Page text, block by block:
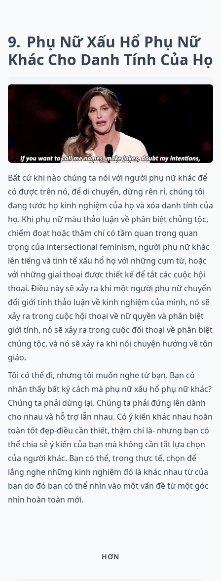
9 Phụ Nữ Xấu Hổ Phụ Nữ
Khác Cho Danh Tính Của Họ
Bất cứ khi nào chúng ta nói với người phụ nữ khác để
có được trên nó, để di chuyển, dừng rên rỉ, chúng tôi
đang tước họ kinh nghiệm của họ và xóa danh tính của
họ. Khi phụ nữ màu thảo luận về phân biệt chủng tộc,
chiếm đoạt hoặc thậm chí có tầm quan trọng quan
trọng của intersectional feminism, người phụ nữ khác
lên tiếng và tinh tế xấu hổ họ với những cụm từ, hoặc
với những giai thoại được thiết kế để tắt các cuộc hội
thoại. Điều này sẽ xảy ra khi một người phụ nữ chuyển
đổi giới tính thảo luận về kinh nghiệm của mình, nó sẽ
xảy ra trong cuộc hội thoại về nữ quyền và phân biệt
giới tính, nó sẽ xảy ra trong cuộc đối thoại về phân biệt
chủng tộc, và nó sẽ xảy ra khi nói chuyện hướng về tôn
giáo.
Tôi có thể đi, nhưng tôi muốn nghe từ bạn. Bạn có
nhận thấy bất kỳ cách mà phụ nữ xấu hổ phụ nữ khác?
Chúng ta phải dừng lại. Chúng ta phải đứng lên dành
cho nhau và hỗ trợ lẫn nhau. Có ý kiến khác nhau hoàn
toàn tốt đẹp-điều cần thiết, thậm chí là- nhưng bạn có
thể chia sẻ ý kiến của bạn mà không cần tắt lựa chọn
của người khác. Bạn có thể, trong thực tế, chọn để
lắng nghe những kinh nghiệm đó là khác nhau từ của
bạn do đó bạn có thể nhìn vào một vấn đề từ một góc
nhìn hoàn toàn mới.
HƠN